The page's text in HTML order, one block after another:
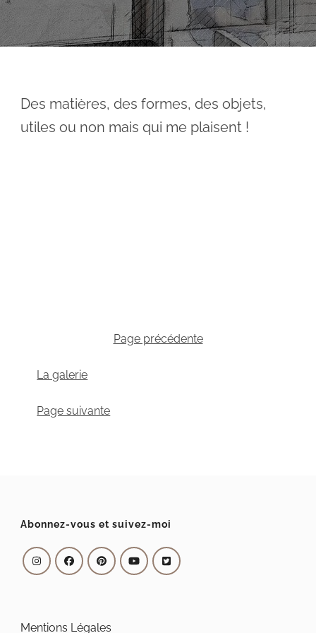
Des matières, des formes, des objets,
utiles ou non mais qui me plaisent !
Page précédente
La galerie
Page suivante
Abonnez-vous et suivez-moi
Mentions Légales